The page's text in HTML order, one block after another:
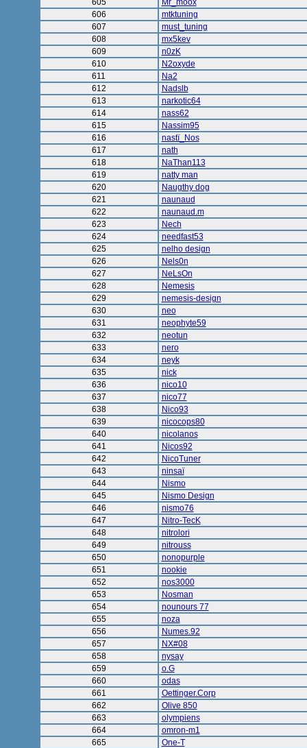
605
Mr_moox
606
mtktuning
607
must_tuning
608
mx5kev
609
n0zK
610
N2oxyde
611
Na2
612
Nadslb
613
narkotic64
614
nass62
615
Nassim95
616
nastï_Nos
617
nath
618
NaThan113
619
natty man
620
Naugthy dog
621
naunaud
622
naunaud.m
623
Nech
624
needfast53
625
nelho design
626
Nels0n
627
NeLsOn
628
Nemesis
629
nemesis-design
630
neo
631
neophyte59
632
neotun
633
nero
634
neyk
635
nick
636
nico10
637
nico77
638
Nico93
639
nicocops80
640
nicolanos
641
Nicos92
642
NicoTuner
643
ninsaï
644
Nismo
645
Nismo Design
646
nismo76
647
Nitro-TecK
648
nitrolori
649
nitrouss
650
nonopurple
651
nookie
652
nos3000
653
Nosman
654
nounours 77
655
noza
656
Numes.92
657
NX#08
658
nysay
659
o.G
660
odas
661
Oettinger.Corp
662
Olive 850
663
olympiens
664
omron-m1
665
One-T